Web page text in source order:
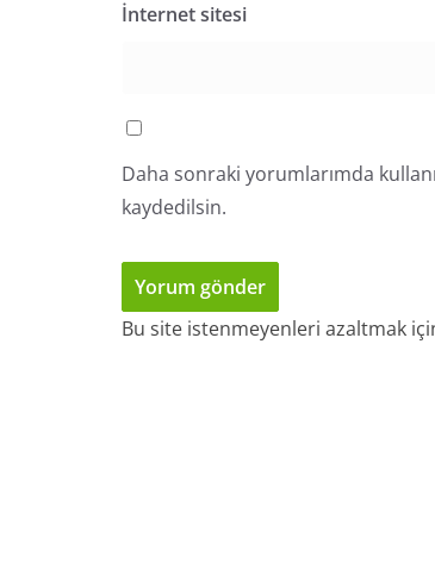
İnternet sitesi
Daha sonraki yorumlarımda
kaydedilsin.
Bu site istenmeyenleri azaltmak